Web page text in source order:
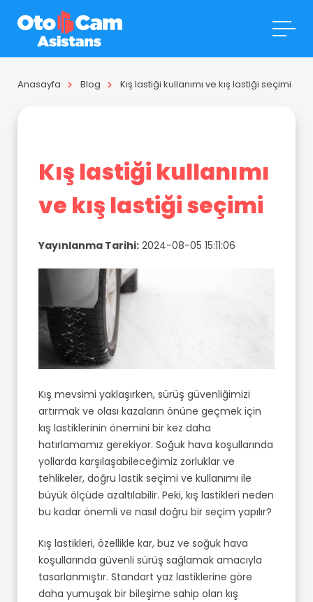
Anasayfa Blog Kış lastiği kullanımı ve kış lastiği seçimi
Kış lastiği kullanımı
ve kış lastiği seçimi
Yayınlanma Tarihi: 2024-08-05 15:11:06
Kış mevsimi yaklaşırken, sürüş güvenliğimizi
artırmak ve olası kazaların önüne geçmek için
kış lastiklerinin önemini bir kez daha
hatırlamamız gerekiyor. Soğuk hava koşullarında
yollarda karşılaşabileceğimiz zorluklar ve
tehlikeler, doğru lastik seçimi ve kullanımı ile
büyük ölçüde azaltılabilir. Peki, kış lastikleri neden
bu kadar önemli ve nasıl doğru bir seçim yapılır?
Kış lastikleri, özellikle kar, buz ve soğuk hava
koşullarında güvenli sürüş sağlamak amacıyla
tasarlanmıştır. Standart yaz lastiklerine göre
daha yumuşak bir bileşime sahip olan kış